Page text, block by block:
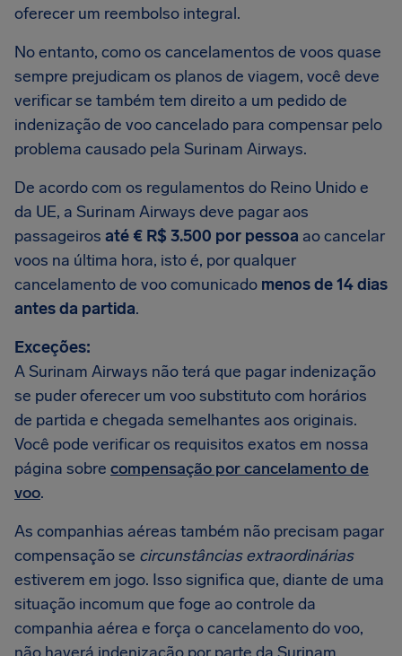
oferecer um reembolso integral.
No entanto, como os cancelamentos de voos quase
sempre prejudicam os planos de viagem, você deve
verificar se também tem direito a um pedido de
indenização de voo cancelado para compensar pelo
problema causado pela Surinam Airways.
De acordo com os regulamentos do Reino Unido e
da UE, a Surinam Airways deve pagar aos
passageiros até € R$ 3.500 por pessoa ao cancelar
voos na última hora, isto é, por qualquer
cancelamento de voo comunicado menos de 14 dias
antes da partida.
Exceções:
A Surinam Airways não terá que pagar indenização
se puder oferecer um voo substituto com horários
de partida e chegada semelhantes aos originais.
Você pode verificar os requisitos exatos em nossa
página sobre compensação por cancelamento de
voo.
As companhias aéreas também não precisam pagar
compensação se circunstâncias extraordinárias
estiverem em jogo. Isso significa que, diante de uma
situação incomum que foge ao controle da
companhia aérea e força o cancelamento do voo,